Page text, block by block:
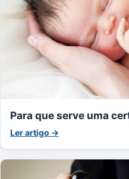
Para que serve uma
Ler artigo →